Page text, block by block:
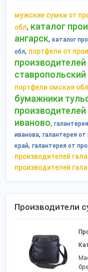
мужские сумки от
обл, каталог
ангарск, каталог
обл, портфели от
ставропольский
портфели омская обл
бумажники
иваново,
иванова, галантерея
край, галантерея от
производителей
производителей
Производители